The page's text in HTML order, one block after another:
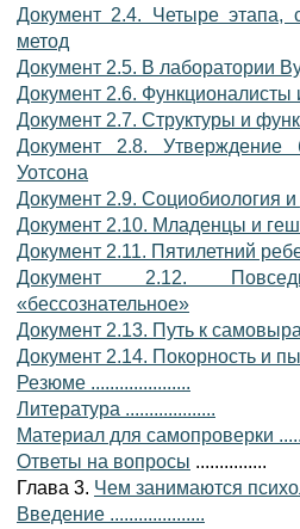
Документ 2.4. Четыре этапа,
метод
Документ 2.5. В лаборатории
Документ 2.6. Функционалисты
Документ 2.7. Структуры и
Документ 2.8. Утверждение
Уотсона
Документ 2.9. Социобиология
Документ 2.10. Младенцы и
Документ 2.11. Пятилетний
Документ 2.12.
«бессознательное»
Документ 2.13. Путь к
Документ 2.14. Покорность и
Резюме .....................
Литература ...................
Материал для самопроверки
Ответы на вопросы ...............
Глава 3. Чем занимаются
Введение ....................